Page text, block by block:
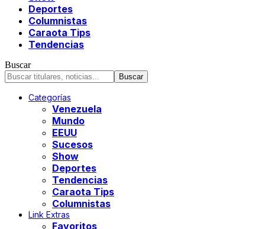
Deportes
Columnistas
Caraota Tips
Tendencias
Buscar
Categorías
Venezuela
Mundo
EEUU
Sucesos
Show
Deportes
Tendencias
Caraota Tips
Columnistas
Link Extras
Favoritos